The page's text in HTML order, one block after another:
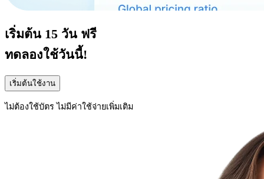
เริ่มต้น 15 วัน ฟรี
ทดลองใช้วันนี้!
เริ่มต้นใช้งาน
ไม่ต้องใช้บัตร ไม่มีค่าใช้จ่ายเพิ่มเติม